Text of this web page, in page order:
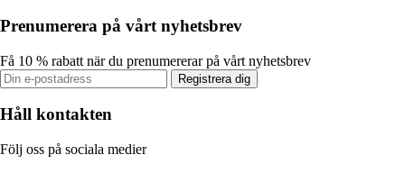
Prenumerera på vårt nyhetsbrev
Få 10 % rabatt när du prenumererar på vårt nyhetsbrev
Registrera dig
Håll kontakten
Följ oss på sociala medier